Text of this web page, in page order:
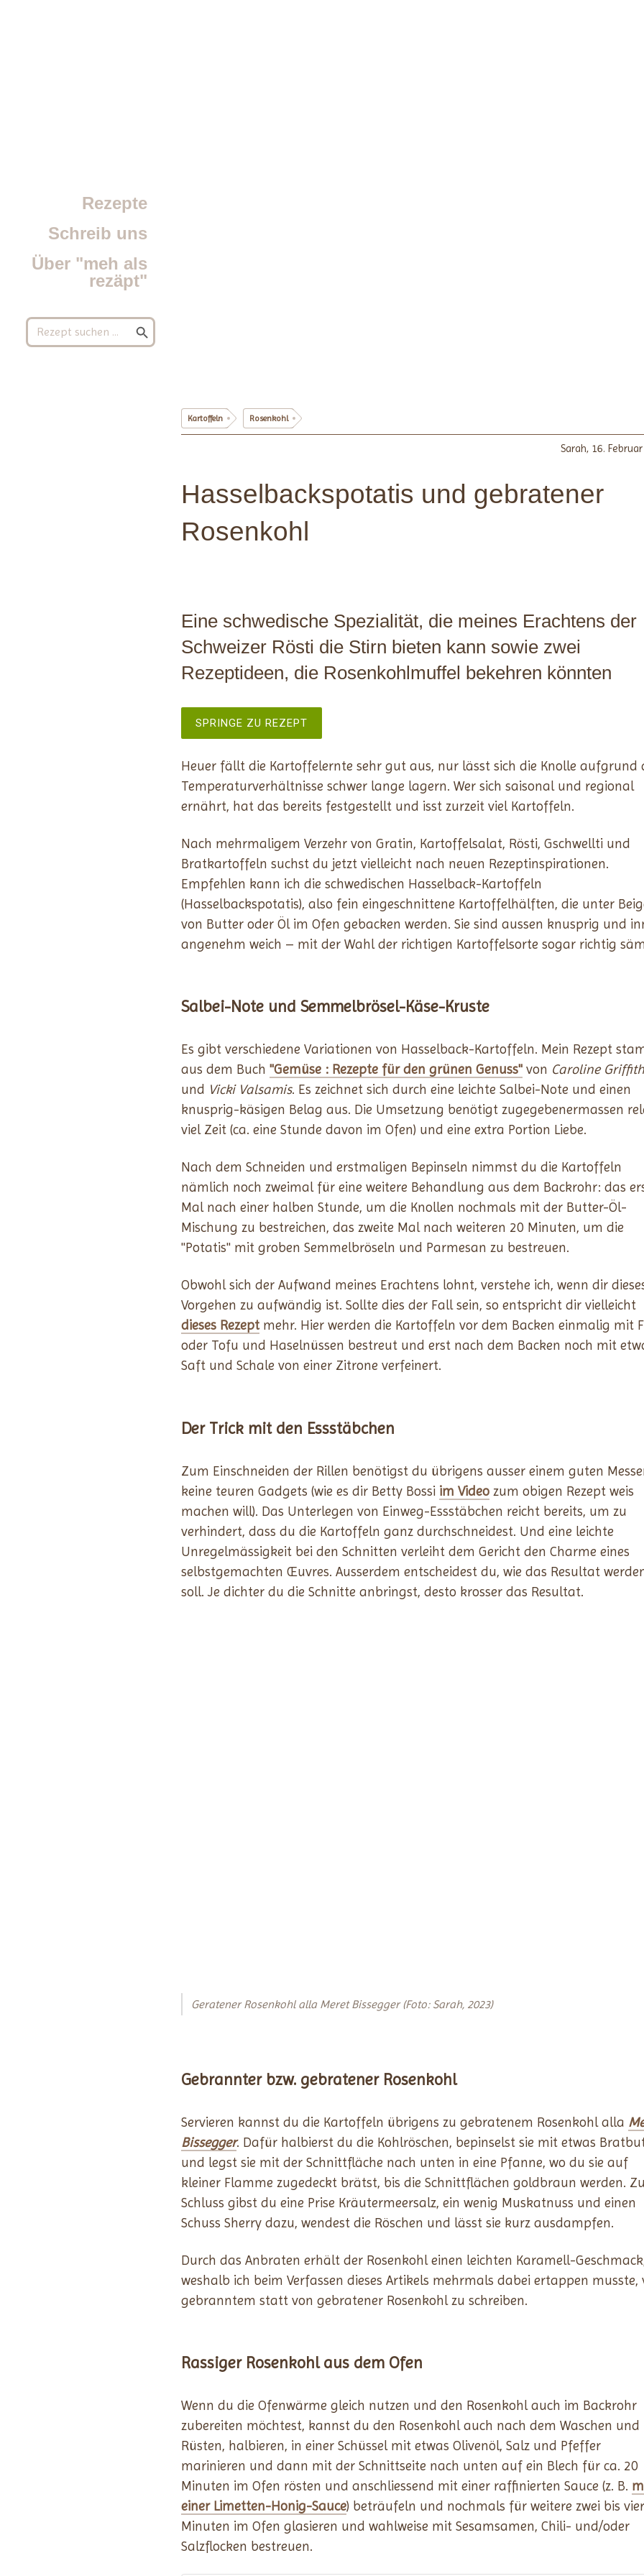
Rezepte
Schreib uns
Über "meh als
rezäpt"
Search
for:
SEARCH BUTTON
Kartoffeln Rosenkohl
Sarah, 16.
Hasselbackspotatis und gebratener
Rosenkohl
Eine schwedische Spezialität, die meines Erachtens der
Schweizer Rösti die Stirn bieten kann sowie zwei
Rezeptideen, die Rosenkohlmuffel bekehren könnten
SPRINGE ZU REZEPT
Heuer fällt die Kartoffelernte sehr gut aus, nur lässt sich die Knolle aufgrund
Temperaturverhältnisse schwer lange lagern. Wer sich saisonal und regional
ernährt, hat das bereits festgestellt und isst zurzeit viel Kartoffeln.
Nach mehrmaligem Verzehr von Gratin, Kartoffelsalat, Rösti, Gschwellti und
Bratkartoffeln suchst du jetzt vielleicht nach neuen Rezeptinspirationen.
Empfehlen kann ich die schwedischen Hasselback-Kartoffeln
(Hasselbackspotatis), also fein eingeschnittene Kartoffelhälften, die unter
von Butter oder Öl im Ofen gebacken werden. Sie sind aussen knusprig und
angenehm weich – mit der Wahl der richtigen Kartoffelsorte sogar richtig
Salbei-Note und Semmelbrösel-Käse-Kruste
Es gibt verschiedene Variationen von Hasselback-Kartoffeln. Mein Rezept
aus dem Buch "Gemüse : Rezepte für den grünen Genuss" von Caroline
und Vicki Valsamis. Es zeichnet sich durch eine leichte Salbei-Note und einen
knusprig-käsigen Belag aus. Die Umsetzung benötigt zugegebenermassen
viel Zeit (ca. eine Stunde davon im Ofen) und eine extra Portion Liebe.
Nach dem Schneiden und erstmaligen Bepinseln nimmst du die Kartoffeln
nämlich noch zweimal für eine weitere Behandlung aus dem Backrohr: das
Mal nach einer halben Stunde, um die Knollen nochmals mit der Butter-Öl-
Mischung zu bestreichen, das zweite Mal nach weiteren 20 Minuten, um die
"Potatis" mit groben Semmelbröseln und Parmesan zu bestreuen.
Obwohl sich der Aufwand meines Erachtens lohnt, verstehe ich, wenn dir
Vorgehen zu aufwändig ist. Sollte dies der Fall sein, so entspricht dir vielleicht
dieses Rezeptmehr. Hier werden die Kartoffeln vor dem Backen einmalig mit
oder Tofu und Haselnüssen bestreut und erst nach dem Backen noch mit
Saft und Schale von einer Zitrone verfeinert.
Der Trick mit den Essstäbchen
Zum Einschneiden der Rillen benötigst du übrigens ausser einem guten
keine teuren Gadgets (wie es dir Betty Bossi im Video zum obigen Rezept weis
machen will). Das Unterlegen von Einweg-Essstäbchen reicht bereits, um zu
verhindert, dass du die Kartoffeln ganz durchschneidest. Und eine leichte
Unregelmässigkeit bei den Schnitten verleiht dem Gericht den Charme eines
selbstgemachten Œu­v­res. Ausserdem entscheidest du, wie das Resultat
soll. Je dichter du die Schnitte anbringst, desto krosser das Resultat.
Geratener Rosenkohl alla Meret Bissegger (Foto: Sarah, 2023)
Gebrannter bzw. gebratener Rosenkohl
Servieren kannst du die Kartoffeln übrigens zu gebratenem Rosenkohl alla
Bissegger. Dafür halbierst du die Kohlröschen, bepinselst sie mit etwas
und legst sie mit der Schnittfläche nach unten in eine Pfanne, wo du sie auf
kleiner Flamme zugedeckt brätst, bis die Schnittflächen goldbraun werden.
Schluss gibst du eine Prise Kräutermeersalz, ein wenig Muskatnuss und einen
Schuss Sherry dazu, wendest die Röschen und lässt sie kurz ausdampfen.
Durch das Anbraten erhält der Rosenkohl einen leichten Karamell-
weshalb ich beim Verfassen dieses Artikels mehrmals dabei ertappen musste,
gebranntem statt von gebratener Rosenkohl zu schreiben.
Rassiger Rosenkohl aus dem Ofen
Wenn du die Ofenwärme gleich nutzen und den Rosenkohl auch im Backrohr
zubereiten möchtest, kannst du den Rosenkohl auch nach dem Waschen und
Rüsten, halbieren, in einer Schüssel mit etwas Olivenöl, Salz und Pfeffer
marinieren und dann mit der Schnittseite nach unten auf ein Blech für ca. 20
Minuten im Ofen rösten und anschliessend mit einer raffinierten Sauce (z. B.
einer Limetten-Honig-Sauce) beträufeln und nochmals für weitere zwei bis vier
Minuten im Ofen glasieren und wahlweise mit Sesamsamen, Chili- und/oder
Salzflocken bestreuen.